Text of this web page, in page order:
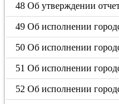
48 Об утверждении
49 Об исполнении
50 Об исполнении
51 Об исполнении
52 Об исполнении